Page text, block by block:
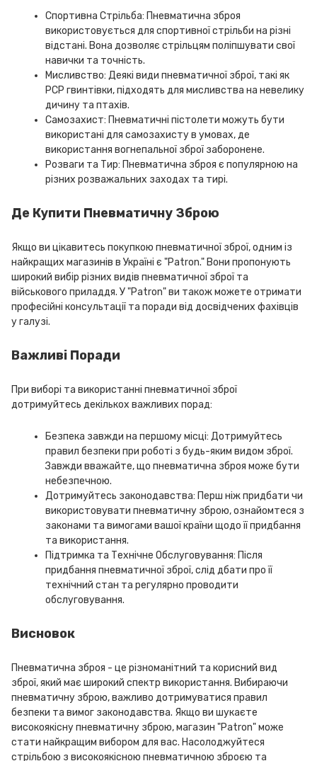
Спортивна Стрільба: Пневматична зброя
використовується для спортивної стрільби на різні
відстані. Вона дозволяє стрільцям поліпшувати свої
навички та точність.
Мисливство: Деякі види пневматичної зброї, такі як
PCP гвинтівки, підходять для мисливства на невелику
дичину та птахів.
Самозахист: Пневматичні пістолети можуть бути
використані для самозахисту в умовах, де
використання вогнепальної зброї заборонене.
Розваги та Тир: Пневматична зброя є популярною на
різних розважальних заходах та тирі.
Де Купити Пневматичну Зброю
Якщо ви цікавитесь покупкою пневматичної зброї, одним із
найкращих магазинів в Україні є "Patron." Вони пропонують
широкий вибір різних видів пневматичної зброї та
військового приладдя. У "Patron" ви також можете отримати
професійні консультації та поради від досвідчених фахівців
у галузі.
Важливі Поради
При виборі та використанні пневматичної зброї
дотримуйтесь декількох важливих порад:
Безпека завжди на першому місці: Дотримуйтесь
правил безпеки при роботі з будь-яким видом зброї.
Завжди вважайте, що пневматична зброя може бути
небезпечною.
Дотримуйтесь законодавства: Перш ніж придбати чи
використовувати пневматичну зброю, ознайомтеся з
законами та вимогами вашої країни щодо її придбання
та використання.
Підтримка та Технічне Обслуговування: Після
придбання пневматичної зброї, слід дбати про її
технічний стан та регулярно проводити
обслуговування.
Висновок
Пневматична зброя - це різноманітний та корисний вид
зброї, який має широкий спектр використання. Вибираючи
пневматичну зброю, важливо дотримуватися правил
безпеки та вимог законодавства. Якщо ви шукаєте
високоякісну пневматичну зброю, магазин "Patron" може
стати найкращим вибором для вас. Насолоджуйтеся
стрільбою з високоякісною пневматичною зброєю та